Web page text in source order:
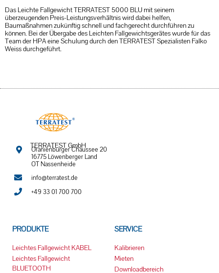
Das Leichte Fallgewicht TERRATEST 5000 BLU mit seinem
überzeugenden Preis-Leistungsverhältnis wird dabei helfen,
Baumaßnahmen zukünftig schnell und fachgerecht durchführen zu
können. Bei der Übergabe des Leichten Fallgewichtsgerätes wurde für das
Team der HPA eine Schulung durch den TERRATEST Spezialisten Falko
Weiss durchgeführt.
TERRATEST GmbH
Oranienburger Chaussee 20
16775 Löwenberger Land
OT Nassenheide
info@terratest.de
+49 33 01 700 700
PRODUKTE
Leichtes Fallgewicht KABEL
Leichtes Fallgewicht
BLUETOOTH
SERVICE
Kalibrieren
Mieten
Downloadbereich